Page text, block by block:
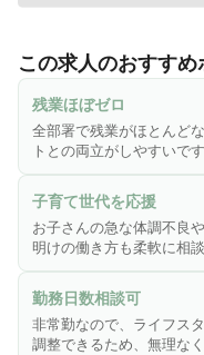
新川中央病院は駅から
立の歴史を誇る病院で
大学病院を始めとした
プローチも行っており
を活かし、かかりつけ
からの健康状態を把握し
す。
＋＊＋＊＋
副院長は看護管理者を
病院経営を行っている
経営層と現場の距離感
この求人のおすすめ
残業ほぼゼロ
全部署で残業がほとんど
トとの両立がしやすいです
子育て世代を応援
お子さんの急な体調不良
明けの働き方も柔軟に相談
勤務日数相談可
非常勤なので、ライフス
調整できるため、無理なく